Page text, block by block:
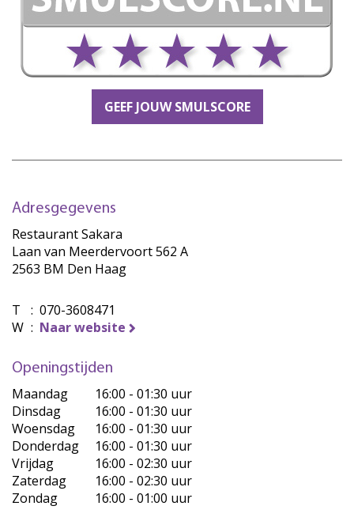
GEEF JOUW SMULSCORE
Adresgegevens
Restaurant Sakara
Laan van Meerdervoort 562 A
2563 BM Den Haag
T : 070-3608471
W : Naar website
Openingstijden
Maandag
16:00 - 01:30 uur
Dinsdag
16:00 - 01:30 uur
Woensdag
16:00 - 01:30 uur
Donderdag
16:00 - 01:30 uur
Vrijdag
16:00 - 02:30 uur
Zaterdag
16:00 - 02:30 uur
Zondag
16:00 - 01:00 uur